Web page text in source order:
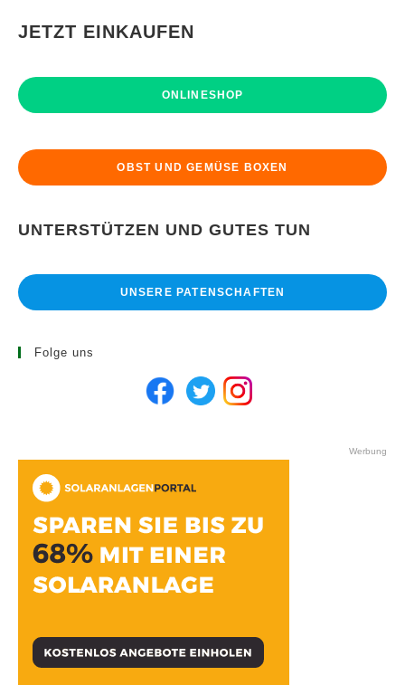
JETZT EINKAUFEN
ONLINESHOP
OBST UND GEMÜSE BOXEN
UNTERSTÜTZEN UND GUTES TUN
UNSERE PATENSCHAFTEN
Folge uns
Werbung